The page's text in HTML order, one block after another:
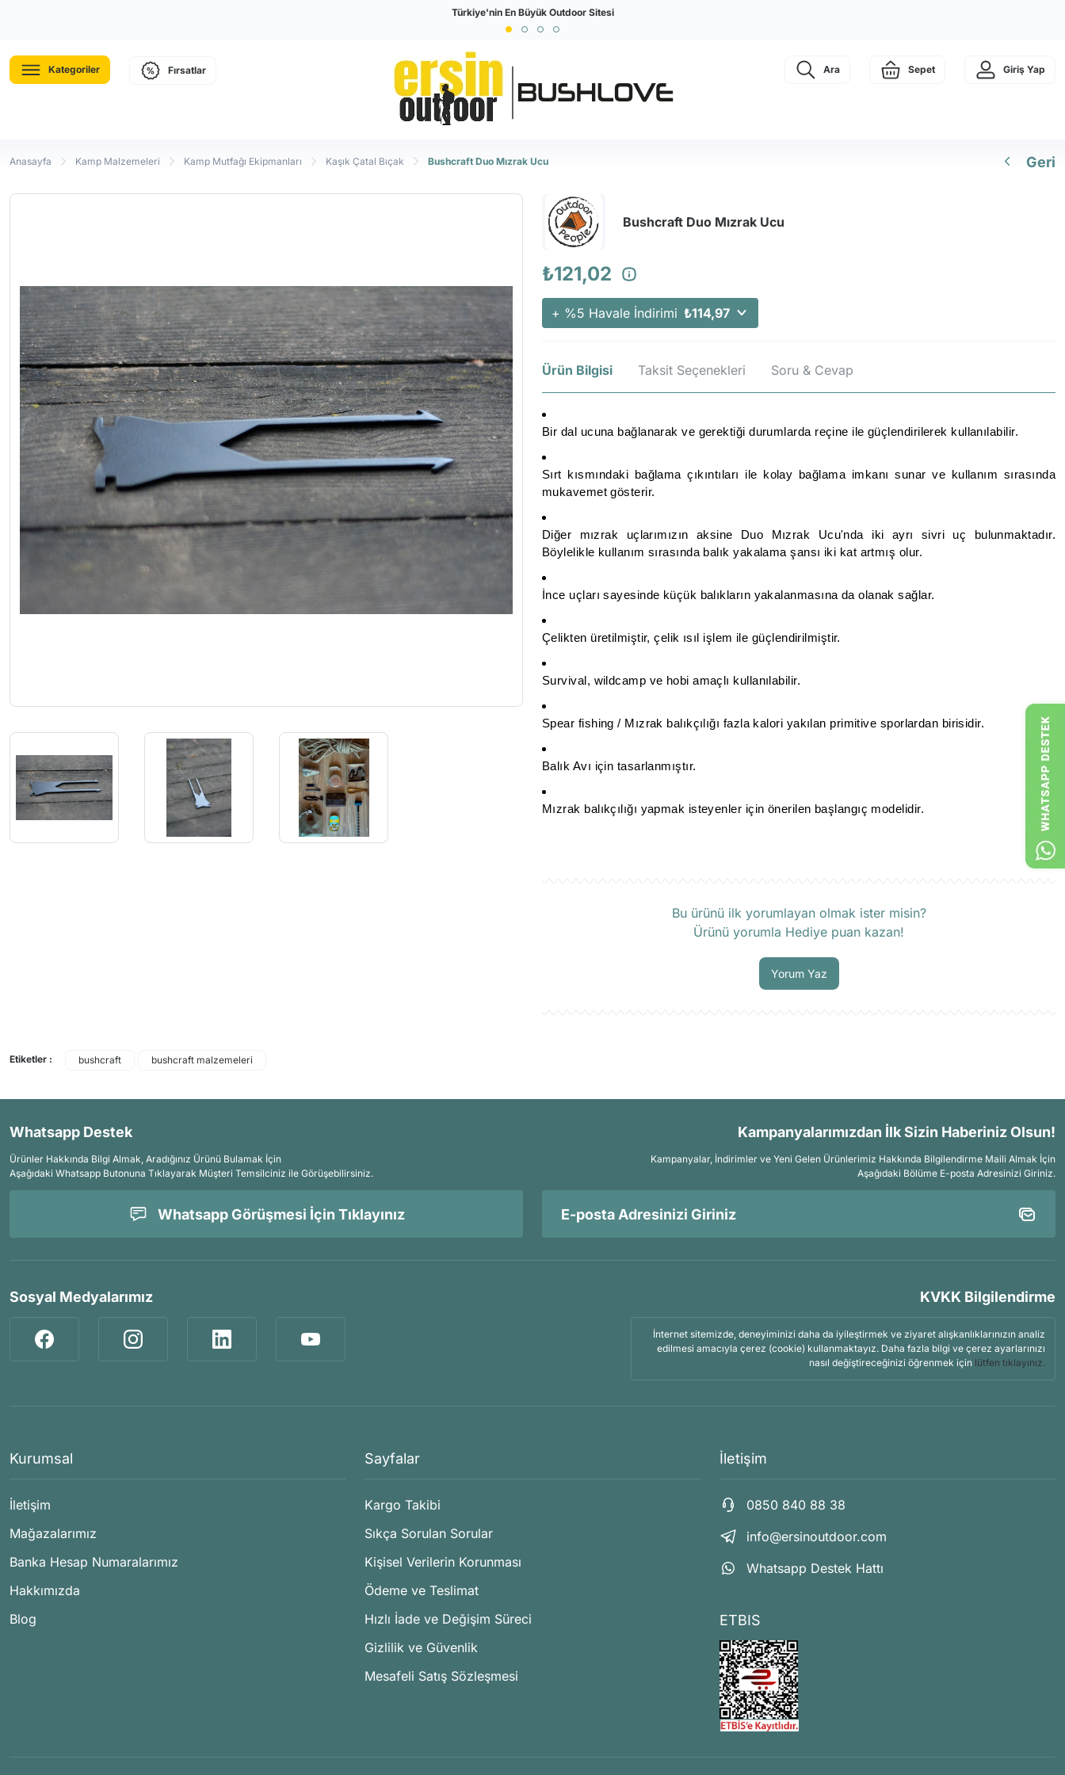
Türkiye'nin En Büyük Outdoor Sitesi
Kategoriler Fırsatlar Ara Sepet Giriş Yap
Anasayfa Kamp Malzemeleri Kamp Mutfağı Ekipmanları Kaşık Çatal Bıçak Bushcraft Duo Mızrak Ucu Geri
Bushcraft Duo Mızrak Ucu
₺121,02
+ %5 Havale İndirimi ₺114,97
Ürün Bilgisi Taksit Seçenekleri Soru & Cevap
Bir dal ucuna bağlanarak ve gerektiği durumlarda reçine ile güçlendirilerek kullanılabilir.
Sırt kısmındaki bağlama çıkıntıları ile kolay bağlama imkanı sunar ve kullanım sırasında
mukavemet gösterir.
Diğer mızrak uçlarımızın aksine Duo Mızrak Ucu'nda iki ayrı sivri uç bulunmaktadır.
Böylelikle kullanım sırasında balık yakalama şansı iki kat artmış olur.
İnce uçları sayesinde küçük balıkların yakalanmasına da olanak sağlar.
Çelikten üretilmiştir, çelik ısıl işlem ile güçlendirilmiştir.
Survival, wildcamp ve hobi amaçlı kullanılabilir.
Spear fishing / Mızrak balıkçılığı fazla kalori yakılan primitive sporlardan birisidir.
Balık Avı için tasarlanmıştır.
Mızrak balıkçılığı yapmak isteyenler için önerilen başlangıç modelidir.
Bu ürünü ilk yorumlayan olmak ister misin?
Ürünü yorumla Hediye puan kazan!
Yorum Yaz
Etiketler : bushcraft bushcraft malzemeleri
Whatsapp Destek
Ürünler Hakkında Bilgi Almak, Aradığınız Ürünü Bulamak İçin
Aşağıdaki Whatsapp Butonuna Tıklayarak Müşteri Temsilciniz ile Görüşebilirsiniz.
Whatsapp Görüşmesi İçin Tıklayınız
Kampanyalarımızdan İlk Sizin Haberiniz Olsun!
Kampanyalar, İndirimler ve Yeni Gelen Ürünlerimiz Hakkında Bilgilendirme Maili Almak İçin
Aşağıdaki Bölüme E-posta Adresinizi Giriniz.
Sosyal Medyalarımız KVKK Bilgilendirme
İnternet sitemizde, deneyiminizi daha da iyileştirmek ve ziyaret alışkanlıklarınızın analiz
edilmesi amacıyla çerez (cookie) kullanmaktayız. Daha fazla bilgi ve çerez ayarlarınızı
nasıl değiştireceğinizi öğrenmek için lütfen tıklayınız.
Kurumsal
İletişim
Mağazalarımız
Banka Hesap Numaralarımız
Hakkımızda
Blog
Sayfalar
Kargo Takibi
Sıkça Sorulan Sorular
Kişisel Verilerin Korunması
Ödeme ve Teslimat
Hızlı İade ve Değişim Süreci
Gizlilik ve Güvenlik
Mesafeli Satış Sözleşmesi
İletişim
0850 840 88 38
info@ersinoutdoor.com
Whatsapp Destek Hattı
ETBIS